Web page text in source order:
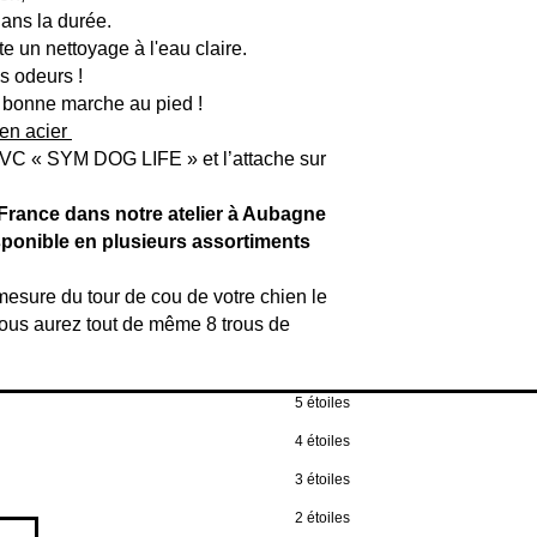
la durée.
un nettoyage à l'eau claire.
odeurs !
marche au pied !
acier
« SYM DOG LIFE » et l’attache sur
dans notre atelier à Aubagne
en plusieurs assortiments
du tour de cou de votre chien le
aurez tout de même 8 trous de
5 étoiles
4 étoiles
3 étoiles
2 étoiles